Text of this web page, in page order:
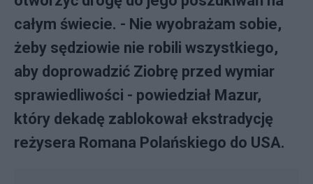
całym świecie. - Nie wyobrażam sobie,
żeby sędziowie nie robili wszystkiego,
aby doprowadzić Ziobrę przed wymiar
sprawiedliwości - powiedział Mazur,
który dekadę zablokował ekstradycję
reżysera Romana Polańskiego do USA.